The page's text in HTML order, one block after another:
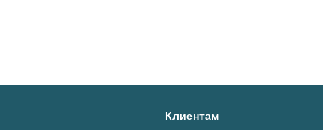
Клиентам